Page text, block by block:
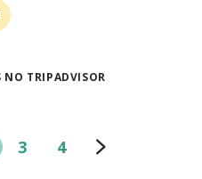
NO TRIPADVISOR
3 4